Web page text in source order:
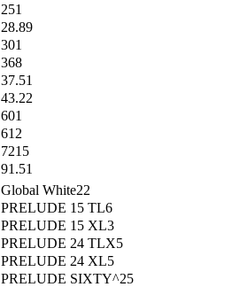
251
28.89
301
368
37.51
43.22
601
61 2
7215
91.51
Global White22
PRELUDE 15 TL6
PRELUDE 15 XL3
PRELUDE 24 TLX5
PRELUDE 24 XL5
PRELUDE SIXTY^25